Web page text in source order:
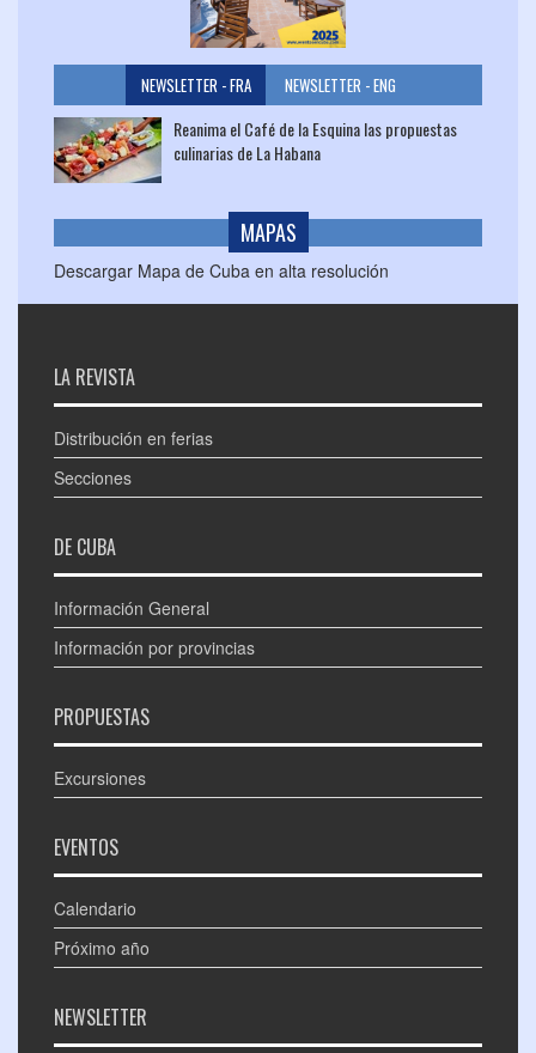
NEWSLETTER - FRA NEWSLETTER - ENG
Reanima el Café de la Esquina las propuestas
culinarias de La Habana
MAPAS
Descargar Mapa de Cuba en alta resolución
LA REVISTA
Distribución en ferias
Secciones
DE CUBA
Información General
Información por provincias
PROPUESTAS
Excursiones
EVENTOS
Calendario
Próximo año
NEWSLETTER